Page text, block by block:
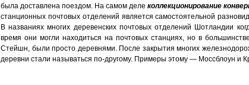
была доставлена поездом. На самом деле коллекционирование
станционных почтовых отделений является самостоятельной
В названиях многих деревенских почтовых отделений Шотландии
время они могли находиться на почтовых станциях, но в
Стейшн, были просто деревнями. После закрытия многих
деревни стали называться по-другому. Примеры этому — Моссблоун и